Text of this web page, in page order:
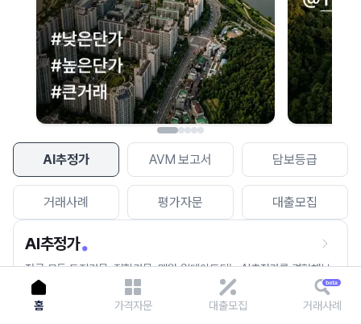
AI추정가 AVM 보고서 담보등급
거래사례 평가자문 대출모집
AI추정가
전국 모든 토지건물, 집합건물, 매월 업데이트되는 AI추정가를 경험해보
세요.
홈 가격자문 대출모집 거래사례